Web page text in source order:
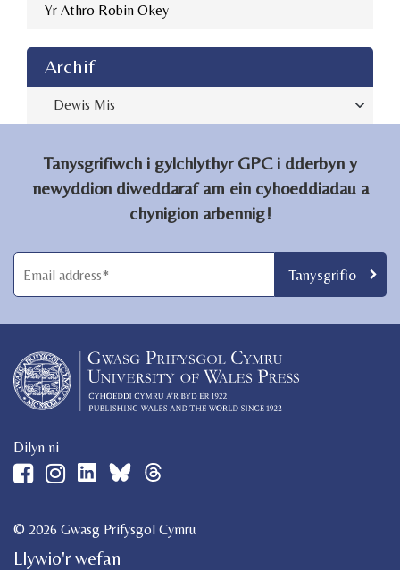
Yr Athro Robin Okey
Tanysgrifiwch i gylchlythyr GPC i dderbyn y
newyddion diweddaraf am ein cyhoeddiadau a
chynigion arbennig!
Dilyn ni
© 2026 Gwasg Prifysgol Cymru
Llywio'r wefan